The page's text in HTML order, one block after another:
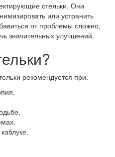
стельки. Они
или устранить
от проблемы сложно,
значительных улучшений.
рекомендуется при: